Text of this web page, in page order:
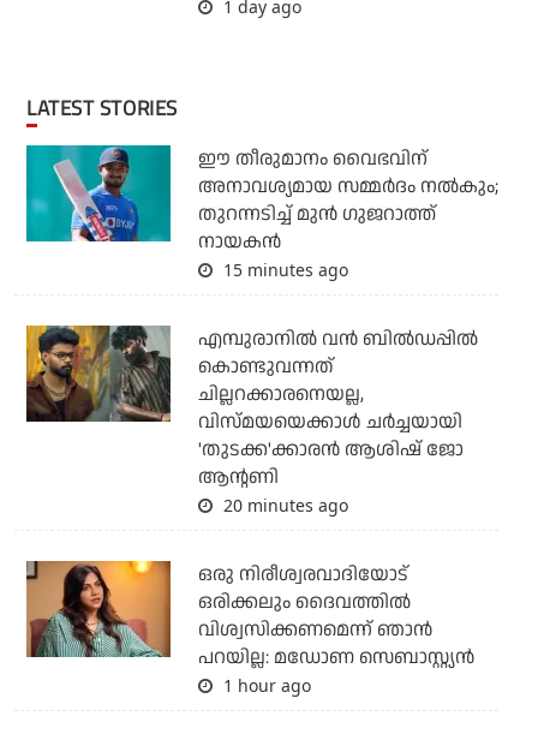
1 day ago
LATEST STORIES
ഈ തീരുമാനം വൈഭവിന്
അനാവശ്യമായ സമ്മര്‍ദം നല്‍കും;
തുറന്നടിച്ച് മുന്‍ ഗുജറാത്ത്
നായകന്‍
15 minutes ago
എമ്പുരാനില്‍ വന്‍ ബില്‍ഡപ്പില്‍
കൊണ്ടുവന്നത്
ചില്ലറക്കാരനെയല്ല,
വിസ്മയയെക്കാള്‍ ചര്‍ച്ചയായി
'തുടക്ക'ക്കാരന്‍ ആശിഷ് ജോ
ആന്റണി
20 minutes ago
ഒരു നിരീശ്വരവാദിയോട്
ഒരിക്കലും ദൈവത്തിൽ
വിശ്വസിക്കണമെന്ന് ഞാൻ
പറയില്ല: മഡോണ സെബാസ്റ്റ്യൻ
1 hour ago